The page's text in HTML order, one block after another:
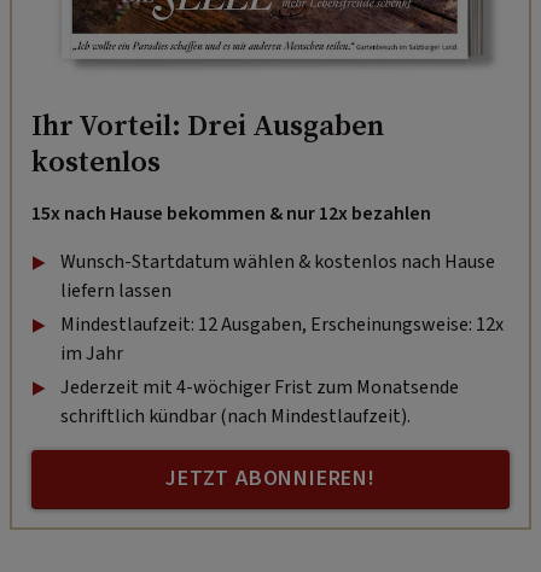
Ihr Vorteil: Drei Ausgaben
kostenlos
15x nach Hause bekommen & nur 12x bezahlen
Wunsch-Startdatum wählen & kostenlos nach Hause
liefern lassen
Mindestlaufzeit: 12 Ausgaben, Erscheinungsweise: 12x
im Jahr
Jederzeit mit 4-wöchiger Frist zum Monatsende
schriftlich kündbar (nach Mindestlaufzeit).
JETZT ABONNIEREN!